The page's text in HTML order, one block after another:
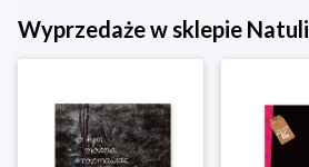
Wyprzedaże w sklepie Natuli